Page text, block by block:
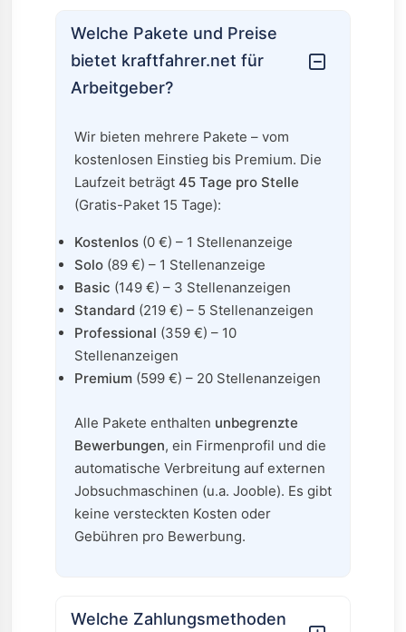
Welche Pakete und Preise
bietet kraftfahrer.net für
Arbeitgeber?
Wir bieten mehrere Pakete – vom
kostenlosen Einstieg bis Premium. Die
Laufzeit beträgt 45 Tage pro Stelle
(Gratis-Paket 15 Tage):
Kostenlos (0 €) – 1 Stellenanzeige
Solo (89 €) – 1 Stellenanzeige
Basic (149 €) – 3 Stellenanzeigen
Standard (219 €) – 5 Stellenanzeigen
Professional (359 €) – 10
Stellenanzeigen
Premium (599 €) – 20 Stellenanzeigen
Alle Pakete enthalten unbegrenzte
Bewerbungen, ein Firmenprofil und die
automatische Verbreitung auf externen
Jobsuchmaschinen (u.a. Jooble). Es gibt
keine versteckten Kosten oder
Gebühren pro Bewerbung.
Welche Zahlungsmethoden